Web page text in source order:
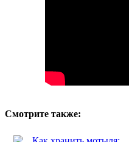
Смотрите также: